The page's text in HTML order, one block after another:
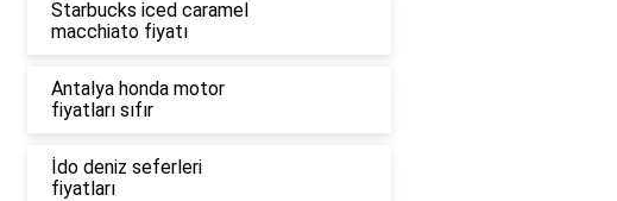
Starbucks iced caramel
macchiato fiyatı
Antalya honda motor
fiyatları sıfır
İdo deniz seferleri
fiyatları